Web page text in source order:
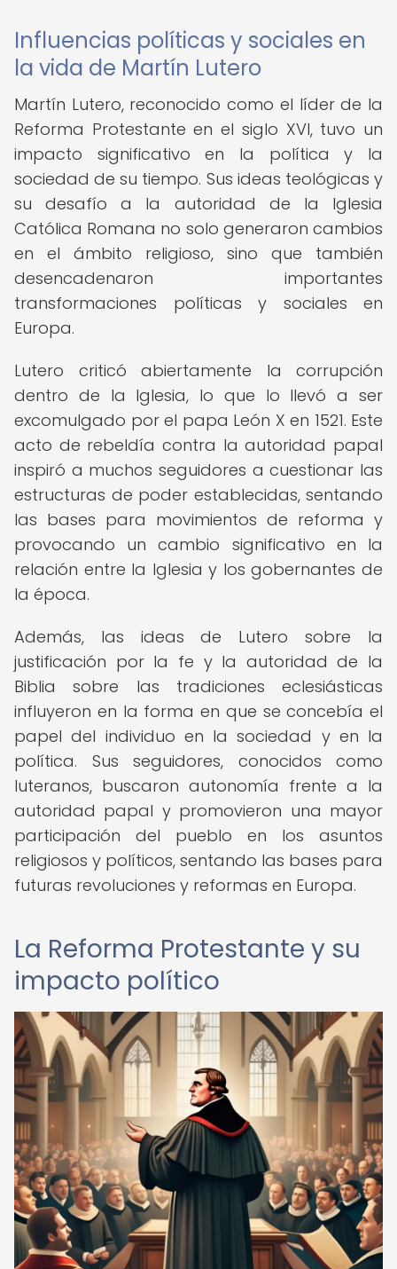
Influencias políticas y sociales en
la vida de Martín Lutero
Martín Lutero, reconocido como el líder de la
Reforma Protestante en el siglo XVI, tuvo un
impacto significativo en la política y la
sociedad de su tiempo. Sus ideas teológicas y
su desafío a la autoridad de la Iglesia
Católica Romana no solo generaron cambios
en el ámbito religioso, sino que también
desencadenaron importantes
transformaciones políticas y sociales en
Europa.
Lutero criticó abiertamente la corrupción
dentro de la Iglesia, lo que lo llevó a ser
excomulgado por el papa León X en 1521. Este
acto de rebeldía contra la autoridad papal
inspiró a muchos seguidores a cuestionar las
estructuras de poder establecidas, sentando
las bases para movimientos de reforma y
provocando un cambio significativo en la
relación entre la Iglesia y los gobernantes de
la época.
Además, las ideas de Lutero sobre la
justificación por la fe y la autoridad de la
Biblia sobre las tradiciones eclesiásticas
influyeron en la forma en que se concebía el
papel del individuo en la sociedad y en la
política. Sus seguidores, conocidos como
luteranos, buscaron autonomía frente a la
autoridad papal y promovieron una mayor
participación del pueblo en los asuntos
religiosos y políticos, sentando las bases para
futuras revoluciones y reformas en Europa.
La Reforma Protestante y su
impacto político